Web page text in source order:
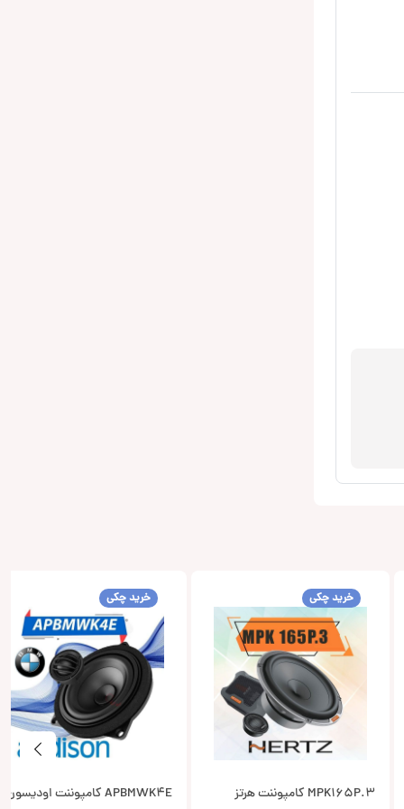
خرید چکی
MPK165P.3 کامپوننت هرتز
خرید چکی
APBMWK4E کامپوننت اودیسون